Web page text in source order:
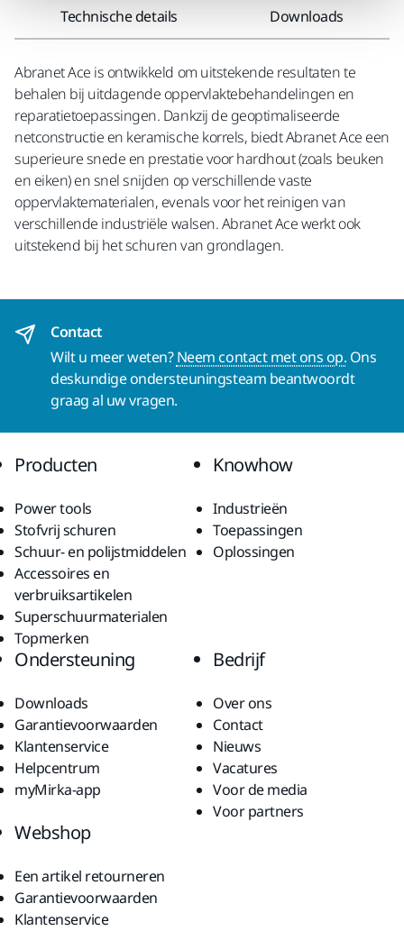
Technische details Downloads
Abranet Ace is ontwikkeld om uitstekende resultaten te
behalen bij uitdagende oppervlaktebehandelingen en
reparatietoepassingen. Dankzij de geoptimaliseerde
netconstructie en keramische korrels, biedt Abranet Ace een
superieure snede en prestatie voor hardhout (zoals beuken
en eiken) en snel snijden op verschillende vaste
oppervlaktematerialen, evenals voor het reinigen van
verschillende industriële walsen. Abranet Ace werkt ook
uitstekend bij het schuren van grondlagen.
Contact
Wilt u meer weten?Neem contact met ons op. Ons
deskundige ondersteuningsteam beantwoordt
graag al uw vragen.
Producten
Power tools
Stofvrij schuren
Schuur- en polijstmiddelen
Accessoires en
verbruiksartikelen
Superschuurmaterialen
Topmerken
Knowhow
Industrieën
Toepassingen
Oplossingen
Ondersteuning
Downloads
Garantievoorwaarden
Klantenservice
Helpcentrum
myMirka-app
Bedrijf
Over ons
Contact
Nieuws
Vacatures
Voor de media
Voor partners
Webshop
Een artikel retourneren
Garantievoorwaarden
Klantenservice